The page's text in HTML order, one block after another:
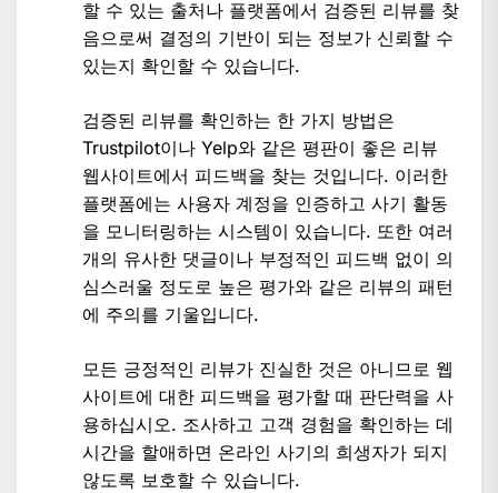
할 수 있는 출처나 플랫폼에서 검증된 리뷰를 찾
음으로써 결정의 기반이 되는 정보가 신뢰할 수
있는지 확인할 수 있습니다.
검증된 리뷰를 확인하는 한 가지 방법은
Trustpilot이나 Yelp와 같은 평판이 좋은 리뷰
웹사이트에서 피드백을 찾는 것입니다. 이러한
플랫폼에는 사용자 계정을 인증하고 사기 활동
을 모니터링하는 시스템이 있습니다. 또한 여러
개의 유사한 댓글이나 부정적인 피드백 없이 의
심스러울 정도로 높은 평가와 같은 리뷰의 패턴
에 주의를 기울입니다.
모든 긍정적인 리뷰가 진실한 것은 아니므로 웹
사이트에 대한 피드백을 평가할 때 판단력을 사
용하십시오. 조사하고 고객 경험을 확인하는 데
시간을 할애하면 온라인 사기의 희생자가 되지
않도록 보호할 수 있습니다.